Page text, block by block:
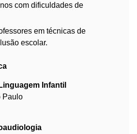
com dificuldades de
em técnicas de
escolar.
Infantil
Paulo